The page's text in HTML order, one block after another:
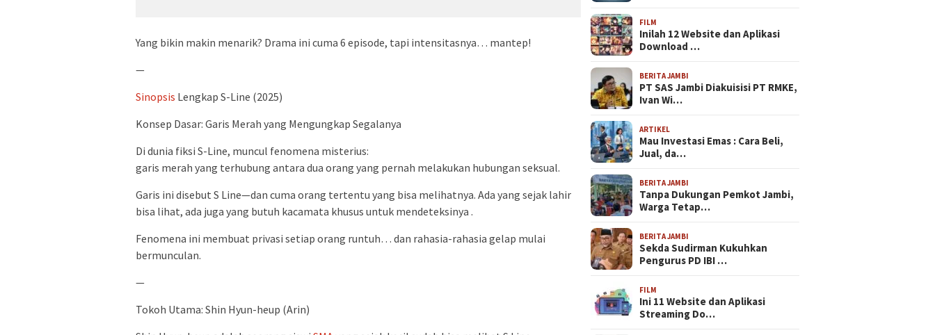
Yang bikin makin menarik? Drama ini cuma 6 episode, tapi intensitasnya… mantep!
—
Sinopsis Lengkap S-Line (2025)
Konsep Dasar: Garis Merah yang Mengungkap Segalanya
Di dunia fiksi S-Line, muncul fenomena misterius:
garis merah yang terhubung antara dua orang yang pernah melakukan hubungan seksual.
Garis ini disebut S Line—dan cuma orang tertentu yang bisa melihatnya. Ada yang sejak lahir
bisa lihat, ada juga yang butuh kacamata khusus untuk mendeteksinya .
Fenomena ini membuat privasi setiap orang runtuh… dan rahasia-rahasia gelap mulai
bermunculan.
—
Tokoh Utama: Shin Hyun-heup (Arin)
FILM
Inilah 12 Website dan Aplikasi
Download …
BERITA JAMBI
PT SAS Jambi Diakuisisi PT RMKE,
Ivan Wi…
ARTIKEL
Mau Investasi Emas : Cara Beli,
Jual, da…
BERITA JAMBI
Tanpa Dukungan Pemkot Jambi,
Warga Tetap…
BERITA JAMBI
Sekda Sudirman Kukuhkan
Pengurus PD IBI …
FILM
Ini 11 Website dan Aplikasi
Streaming Do…